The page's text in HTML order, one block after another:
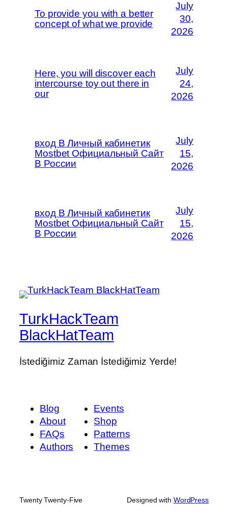
To provide you with a better
concept of what we provide
July
30,
2026
Here, you will discover each
intercourse toy out there in
our
July
24,
2026
вход В Личный кабинетик
Mostbet Официальный Сайт
В России
July
15,
2026
вход В Личный кабинетик
Mostbet Официальный Сайт
В России
July
15,
2026
TurkHackTeam
BlackHatTeam
İstediğimiz Zaman İstediğimiz Yerde!
Blog
About
FAQs
Authors
Events
Shop
Patterns
Themes
Twenty Twenty-Five Designed with WordPress